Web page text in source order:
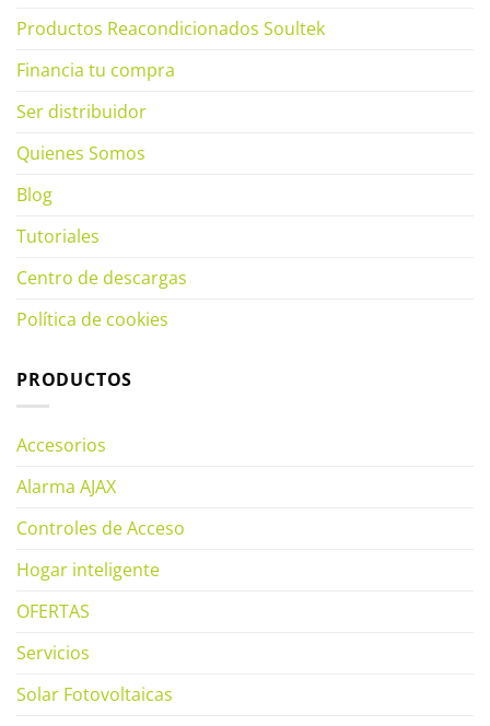
Productos Reacondicionados Soultek
Financia tu compra
Ser distribuidor
Quienes Somos
Blog
Tutoriales
Centro de descargas
Política de cookies
PRODUCTOS
Accesorios
Alarma AJAX
Controles de Acceso
Hogar inteligente
OFERTAS
Servicios
Solar Fotovoltaicas